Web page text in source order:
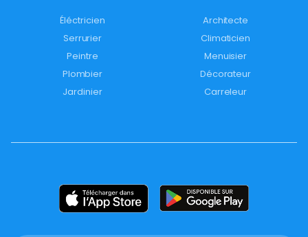
Éléctricien
Architecte
Serrurier
Climaticien
Peintre
Menuisier
Plombier
Décorateur
Jardinier
Carreleur